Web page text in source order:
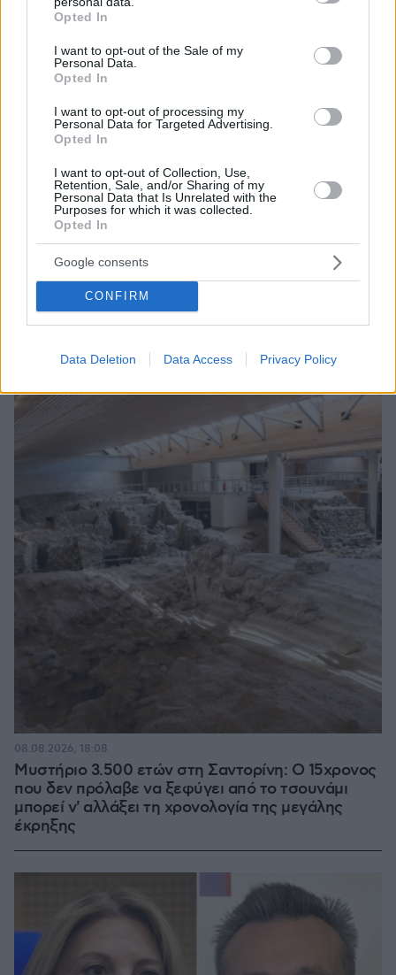
grant or deny consent to Google and its third-party tags to
use your data for below specified purposes in below Google
consent section.
Opted In
I want to opt-out of the Sale of my
Personal Data.
Opted In
I want to opt-out of processing my
Personal Data for Targeted Advertising.
Opted In
I want to opt-out of Collection, Use,
Retention, Sale, and/or Sharing of my
Personal Data that Is Unrelated with the
Purposes for which it was collected.
Opted In
Google consents
CONFIRM
Data Deletion Data Access Privacy Policy
αποχαιρέτησαν τον πατέρα του Λιονέλ Μέσι
Φωτιά στη Μικρή Βίγλα της Νάξου, σηκώθηκε ένα
ελικόπτερο
πριν 33 λεπτά
Φιλική ήττα για την Χαλ στο ντεμπούτο του Τζολάκη, 2-
0 από την Άϊντραχτ
πριν 34 λεπτά
All’Antico Vinaio: Ουρές έξω από ένα από τα καλύτερα
στέκια για σάντουιτς στον κόσμο
πριν 34 λεπτά
ΔΕΙΤΕ ΟΛΕΣ ΤΙΣ ΕΙΔΗΣΕΙΣ
Μυστήριο 3.500 ετών στη Σαντορίνη: Ο 15χρονος
που δεν πρόλαβε να ξεφύγει από το τσουνάμι
μπορεί ν' αλλάξει τη χρονολογία της μεγάλης
έκρηξης
08.08.2026, 18:08